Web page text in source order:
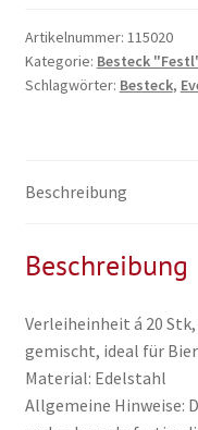
Artikelnummer: 115020
Kategorie: Besteck
Schlagwörter: Besteck,
Beschreibung
Beschreibung
Verleiheinheit á 20
gemischt, ideal für
Material: Edelstahl
Allgemeine Hinweise: